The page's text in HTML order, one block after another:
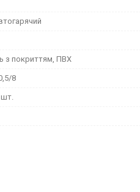
з покриттям, ПВХ
8